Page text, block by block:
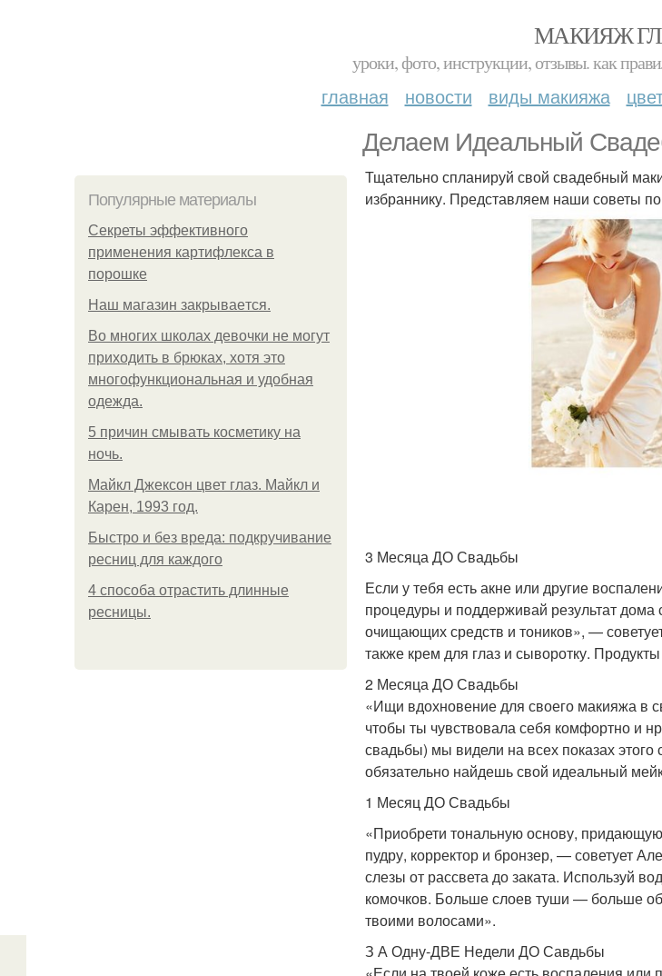
МАКИЯЖ
уроки, фото, инструкции, отзывы. как
главная новости виды макияжа
Делаем Идеальный
Популярные материалы
Секреты эффективного
применения картифлекса в
порошке
Нaш магaзин зaкрывaeтся.
Во многих школах девочки не могут
приходить в брюках, хотя это
многофункциональная и удобная
одежда.
5 причин смывать косметику на
ночь.
Майкл Джексон цвет глаз. Майкл и
Карен, 1993 год.
Быстро и без вреда: подкручивание
ресниц для каждого
4 способа отрастить длинные
ресницы.
Тщательно спланируй свой свадебный
избраннику. Представляем наши советы
3 Месяца ДО Свадьбы
Если у тебя есть акне или другие
процедуры и поддерживай результат
очищающих средств и тоников», —
также крем для глаз и сыворотку.
2 Месяца ДО Свадьбы
«Ищи вдохновение для своего макияжа в
чтобы ты чувствовала себя комфортно и
свадьбы) мы видели на всех показах
обязательно найдешь свой идеальный
1 Месяц ДО Свадьбы
«Приобрети тональную основу,
пудру, корректор и бронзер, — советует
слезы от рассвета до заката. Используй
комочков. Больше слоев туши — больше
твоими волосами».
З А Одну-ДВЕ Недели ДО Савдьбы